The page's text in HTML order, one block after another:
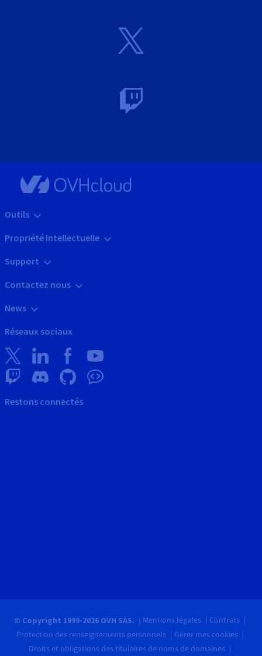
Outils
Propriété Intellectuelle
Support
Contactez nous
News
Réseaux sociaux
Restons connectés
© Copyright 1999-2026 OVH SAS. Mentions légales
Contrats
Protection des renseignements personnels
Gérer mes cookies
Droits et obligations des titulaires de noms de domaines